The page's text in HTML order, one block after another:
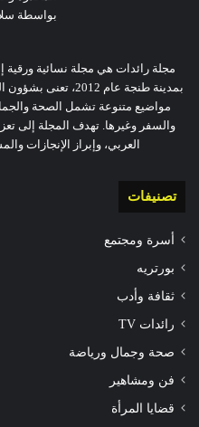
مجلة رائدات هي مجلة نسائية ورقية
بمدينة طنجة عام
مواضيع متنوعة تشمل الصحة
والسفر وغيرها. تهدف المجلة إلى
العربي، وإبراز الإنجازات
تصنيفات
أسرة ومجتمع
بورتريه
ثقافة وأدب
رائدات TV
صحة وجمال ورياضة
فن ومشاهير
قضايا المرأة